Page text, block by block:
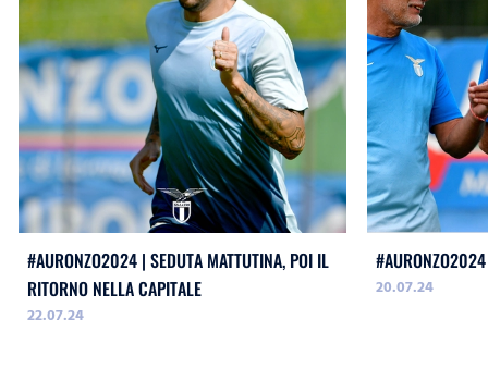
#AURONZO2024 | SEDUTA MATTUTINA, POI IL
RITORNO NELLA CAPITALE
22.07.24
20.07.24